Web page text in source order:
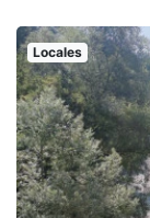
Locales